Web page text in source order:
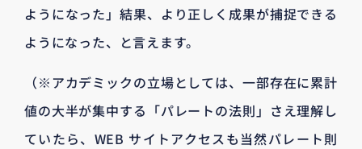
ようになった」結果、より正しく成果が捕捉できる
ようになった、と言えます。
（※アカデミックの立場としては、一部存在に累計
値の大半が集中する「パレートの法則」さえ理解し
ていたら、WEB サイトアクセスも当然パレート則